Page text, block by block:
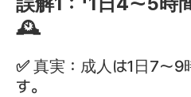
🕰
✅ 真実：成人は1日7〜9
す。